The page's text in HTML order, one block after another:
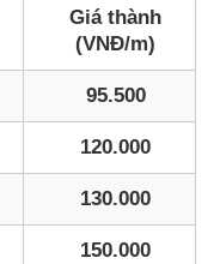
Giá thành
(VNĐ/m)
95.500
120.000
130.000
150.000